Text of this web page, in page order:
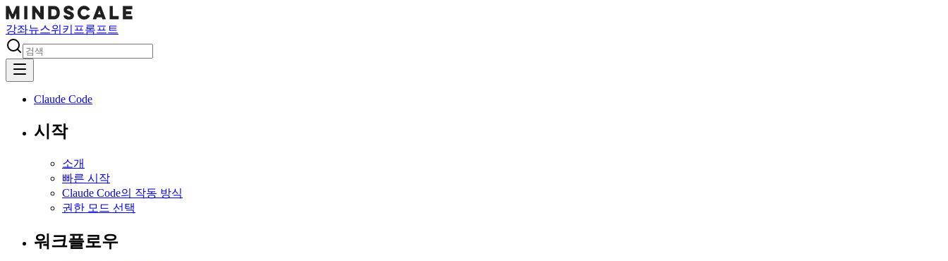
강좌뉴스위키 프롬프트
Claude Code
시작
소개
빠른 시작
Claude Code의 작동 방식
권한 모드 선택
워크플로우